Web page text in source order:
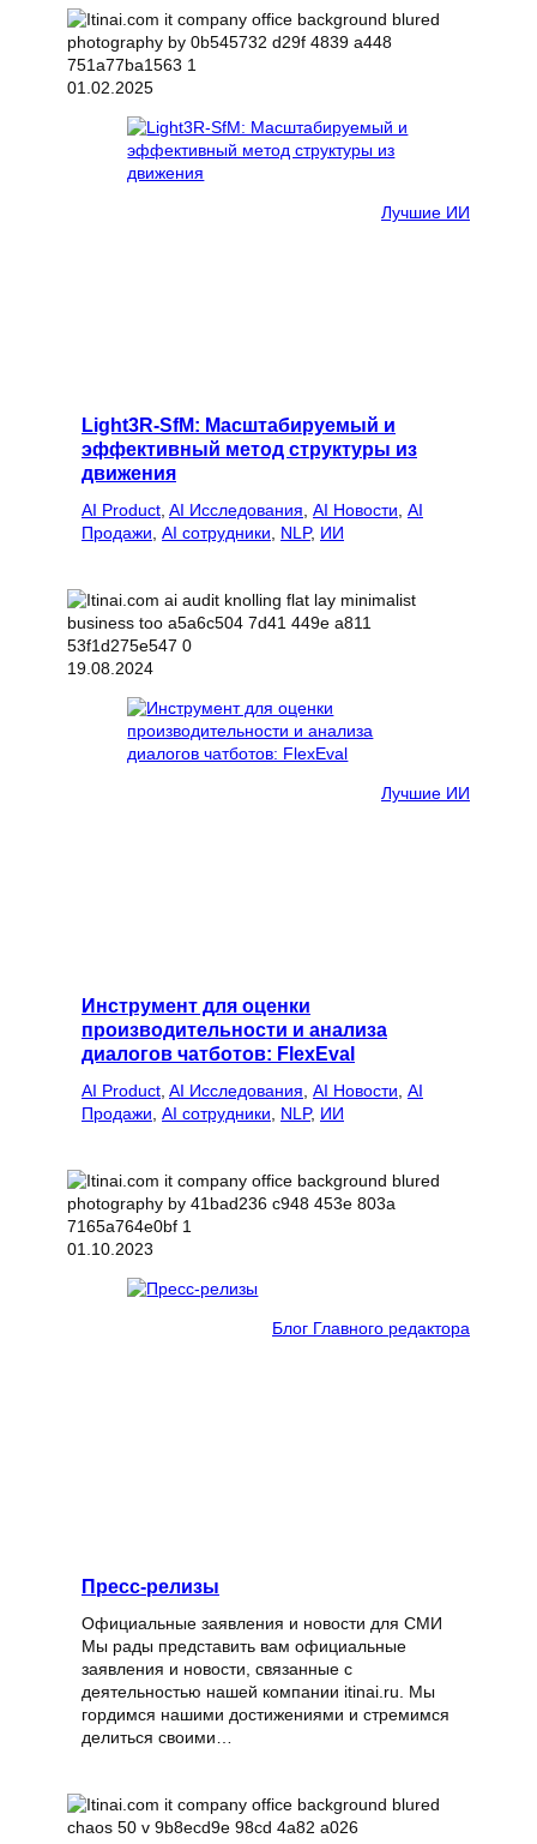
01.02.2025
Лучшие ИИ
Light3R-SfM: Масштабируемый и
эффективный метод структуры из
движения
AI Product AI Исследования AI Новости AI
Продажи AI сотрудники NLP, ИИ
19.08.2024
Лучшие ИИ
Инструмент для оценки
производительности и анализа
диалогов чатботов: FlexEval
AI Product AI Исследования AI Новости AI
Продажи AI сотрудники NLP, ИИ
01.10.2023
Блог Главного редактора
Пресс-релизы
Официальные заявления и новости для СМИ
Мы рады представить вам официальные
заявления и новости, связанные с
деятельностью нашей компании itinai.ru. Мы
гордимся нашими достижениями и стремимся
делиться своими…